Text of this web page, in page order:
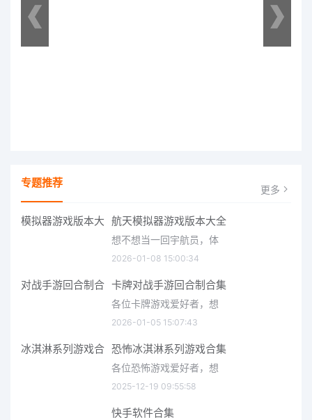
专题推荐 更多
航天模拟器游戏版本大全
想不想当一回宇航员，体
2026-01-08 15:00:34
卡牌对战手游回合制合集
各位卡牌游戏爱好者，想
2026-01-05 15:07:43
恐怖冰淇淋系列游戏合集
各位恐怖游戏爱好者，想
2025-12-19 09:55:58
快手软件合集